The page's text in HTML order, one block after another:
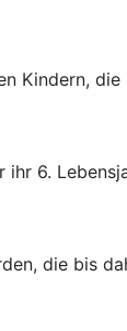
Kindern,
6.
die bis